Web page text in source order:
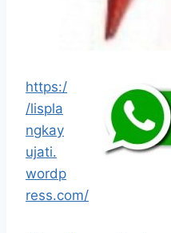
https:/
/lispla
ngkay
ujati.
wordp
ress.com/